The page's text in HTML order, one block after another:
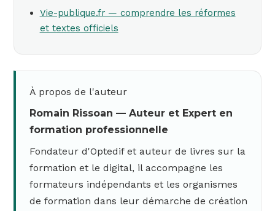
Vie-publique.fr — comprendre les réformes
et textes officiels
À propos de l'auteur
Romain Rissoan — Auteur et Expert en
formation professionnelle
Fondateur d'Optedif et auteur de livres sur la
formation et le digital, il accompagne les
formateurs indépendants et les organismes
de formation dans leur démarche de création